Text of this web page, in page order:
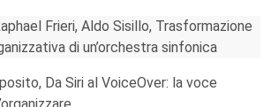
Frieri, Aldo Sisillo, Trasformazione
di un’orchestra sinfonica
Da Siri al VoiceOver: la voce